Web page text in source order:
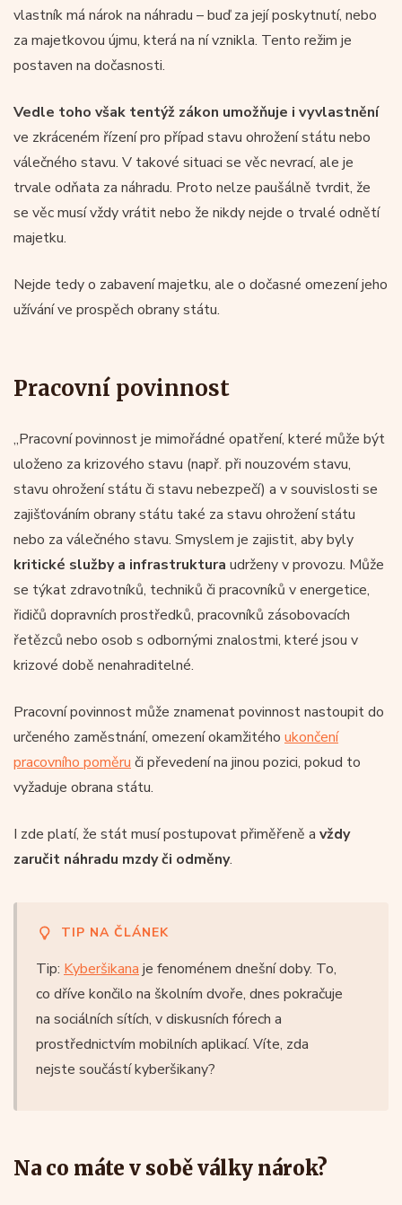
vlastník má nárok na náhradu – buď za její poskytnutí, nebo
za majetkovou újmu, která na ní vznikla. Tento režim je
postaven na dočasnosti.
Vedle toho však tentýž zákon umožňuje i vyvlastnění
ve zkráceném řízení pro případ stavu ohrožení státu nebo
válečného stavu. V takové situaci se věc nevrací, ale je
trvale odňata za náhradu. Proto nelze paušálně tvrdit, že
se věc musí vždy vrátit nebo že nikdy nejde o trvalé odnětí
majetku.
Nejde tedy o zabavení majetku, ale o dočasné omezení jeho
užívání ve prospěch obrany státu.
Pracovní povinnost
„Pracovní povinnost je mimořádné opatření, které může být
uloženo za krizového stavu (např. při nouzovém stavu,
stavu ohrožení státu či stavu nebezpečí) a v souvislosti se
zajišťováním obrany státu také za stavu ohrožení státu
nebo za válečného stavu. Smyslem je zajistit, aby byly
kritické služby a infrastruktura udrženy v provozu. Může
se týkat zdravotníků, techniků či pracovníků v energetice,
řidičů dopravních prostředků, pracovníků zásobovacích
řetězců nebo osob s odbornými znalostmi, které jsou v
krizové době nenahraditelné.
Pracovní povinnost může znamenat povinnost nastoupit do
určeného zaměstnání, omezení okamžitého ukončení
pracovního poměru či převedení na jinou pozici, pokud to
vyžaduje obrana státu.
I zde platí, že stát musí postupovat přiměřeně a vždy
zaručit náhradu mzdy či odměny.
TIP NA ČLÁNEK
Tip: Kyberšikana je fenoménem dnešní doby. To,
co dříve končilo na školním dvoře, dnes pokračuje
na sociálních sítích, v diskusních fórech a
prostřednictvím mobilních aplikací. Víte, zda
nejste součástí kyberšikany?
Na co máte v sobě války nárok?